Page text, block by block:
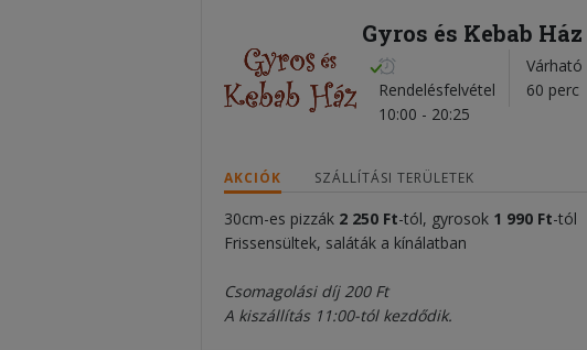
Gyros és Kebab
Rendelésfelvétel
10:00 - 20:25
Várható
60 perc
AKCIÓK SZÁLLÍTÁSI TERÜLETEK
30cm-es pizzák 2 250 Ft-tól, gyrosok 1 990 Ft-tól
Frissensültek, saláták a kínálatban
Csomagolási díj 200 Ft
A kiszállítás 11:00-tól kezdődik.